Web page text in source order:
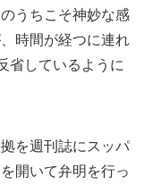
うちこそ神妙な感
時間が経つに連れ
省しているように
を週刊誌にスッパ
開いて弁明を行っ